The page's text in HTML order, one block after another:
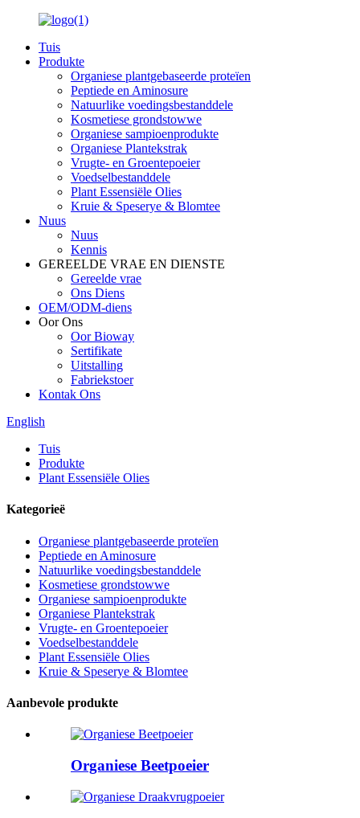
Tuis
Produkte
Organiese plantgebaseerde proteïen
Peptiede en Aminosure
Natuurlike voedingsbestanddele
Kosmetiese grondstowwe
Organiese sampioenprodukte
Organiese Plantekstrak
Vrugte- en Groentepoeier
Voedselbestanddele
Plant Essensiële Olies
Kruie & Speserye & Blomtee
Nuus
Nuus
Kennis
GEREELDE VRAE EN DIENSTE
Gereelde vrae
Ons Diens
OEM/ODM-diens
Oor Ons
Oor Bioway
Sertifikate
Uitstalling
Fabriekstoer
Kontak Ons
English
Tuis
Produkte
Plant Essensiële Olies
Kategorieë
Organiese plantgebaseerde proteïen
Peptiede en Aminosure
Natuurlike voedingsbestanddele
Kosmetiese grondstowwe
Organiese sampioenprodukte
Organiese Plantekstrak
Vrugte- en Groentepoeier
Voedselbestanddele
Plant Essensiële Olies
Kruie & Speserye & Blomtee
Aanbevole produkte
Organiese Beetpoeier